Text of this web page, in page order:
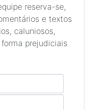
reserva-se,
e textos
caluniosos,
prejudiciais